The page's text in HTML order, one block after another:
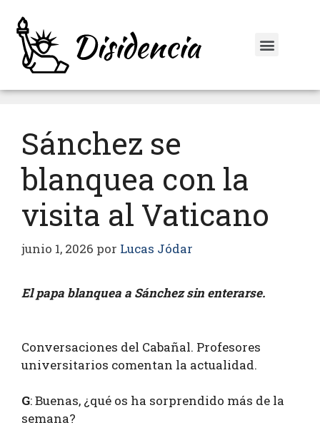
Sánchez se
blanquea con la
visita al Vaticano
junio 1, 2026 por Lucas Jódar
El papa blanquea a Sánchez sin enterarse.
Conversaciones del Cabañal. Profesores
universitarios comentan la actualidad.
G: Buenas, ¿qué os ha sorprendido más de la
semana?